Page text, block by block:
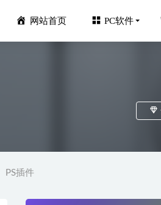
网站首页 PC软件
PS插件